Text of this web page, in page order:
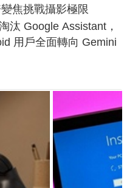
焦挑戰攝影極限
汰 Google Assistant，
用戶全面轉向 Gemini